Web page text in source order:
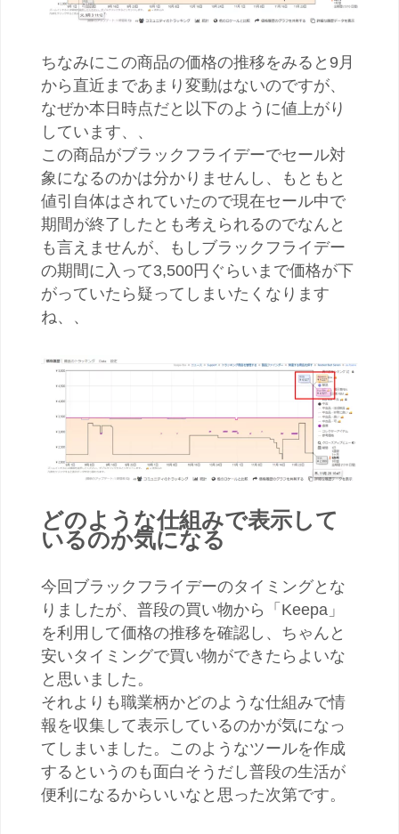
ちなみにこの商品の価格の推移をみると9月
から直近まであまり変動はないのですが、
なぜか本日時点だと以下のように値上がり
しています、、
この商品がブラックフライデーでセール対
象になるのかは分かりませんし、もともと
値引自体はされていたので現在セール中で
期間が終了したとも考えられるのでなんと
も言えませんが、もしブラックフライデー
の期間に入って3,500円ぐらいまで価格が下
がっていたら疑ってしまいたくなります
ね、、
どのような仕組みで表示して
いるのか気になる
今回ブラックフライデーのタイミングとな
りましたが、普段の買い物から「Keepa」
を利用して価格の推移を確認し、ちゃんと
安いタイミングで買い物ができたらよいな
と思いました。
それよりも職業柄かどのような仕組みで情
報を収集して表示しているのかが気になっ
てしまいました。このようなツールを作成
するというのも面白そうだし普段の生活が
便利になるからいいなと思った次第です。